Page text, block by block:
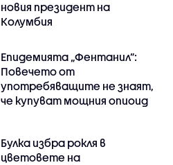
новия президент на
Колумбия
Епидемията „Фентанил”:
Повечето от
употребяващите не знаят,
че купуват мощния опиоид
Булка избра рокля в
цветовете на